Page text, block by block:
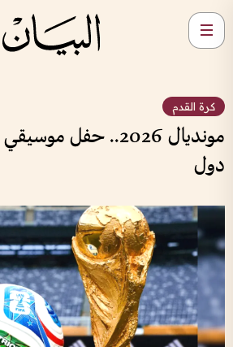
كرة القدم
دول